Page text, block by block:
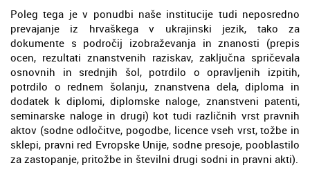
Poleg tega je v ponudbi naše institucije tudi neposredno
prevajanje iz hrvaškega v ukrajinski jezik, tako za
dokumente s področij izobraževanja in znanosti (prepis
ocen, rezultati znanstvenih raziskav, zaključna spričevala
osnovnih in srednjih šol, potrdilo o opravljenih izpitih,
potrdilo o rednem šolanju, znanstvena dela, diploma in
dodatek k diplomi, diplomske naloge, znanstveni patenti,
seminarske naloge in drugi) kot tudi različnih vrst pravnih
aktov (sodne odločitve, pogodbe, licence vseh vrst, tožbe in
sklepi, pravni red Evropske Unije, sodne presoje, pooblastilo
za zastopanje, pritožbe in številni drugi sodni in pravni akti).